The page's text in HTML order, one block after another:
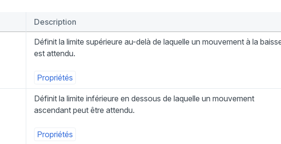
Description
Définit la limite supérieure au-delà de laquelle un mouvement à la
est attendu.
Propriétés
Définit la limite inférieure en dessous de laquelle un mouvement
ascendant peut être attendu.
Propriétés